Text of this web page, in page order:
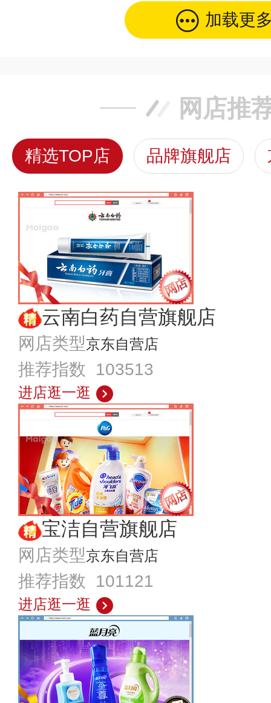
加载更
网店推
精选TOP店 品牌旗舰店
云南白药自营旗舰店
网店类型京东自营店
推荐指数 103513
进店逛一逛
宝洁自营旗舰店
网店类型京东自营店
推荐指数 101121
进店逛一逛